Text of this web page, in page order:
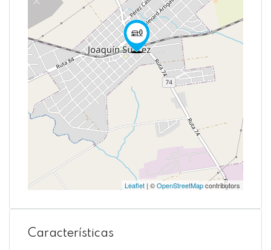
Leaflet | ©OpenStreetMapcontributors
Características